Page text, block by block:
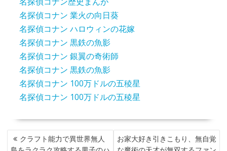
名探偵コナン 業火の向日葵
名探偵コナン ハロウィンの花嫁
名探偵コナン 黒鉄の魚影
名探偵コナン 銀翼の奇術師
名探偵コナン 黒鉄の魚影
名探偵コナン 100万ドルの五稜星
名探偵コナン 100万ドルの五稜星
投
稿
クラフト能力で異世界無人
お家大好き引きこもり、無自覚